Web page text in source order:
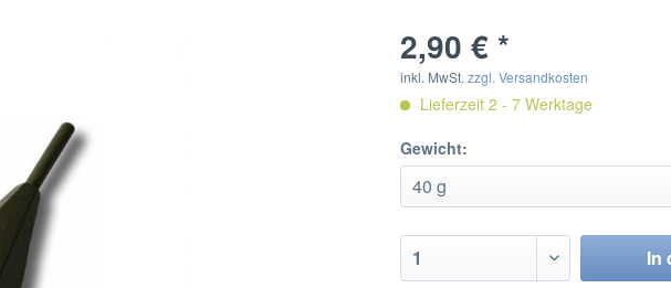
2,90 € *
inkl. MwSt.zzgl. Versandkosten
Lieferzeit 2 - 7 Werktage
Gewicht:
In